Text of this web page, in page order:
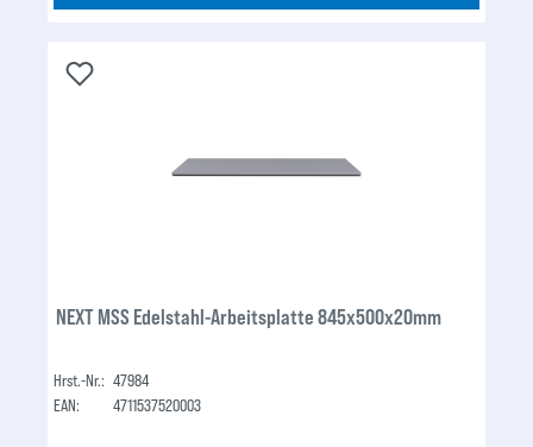
NEXT MSS Edelstahl-Arbeitsplatte 845x500x20mm
Hrst.-Nr.: 47984
EAN:
4711537520003